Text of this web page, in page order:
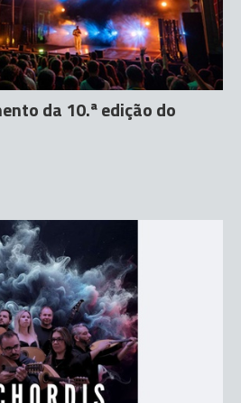
da 10.ª edição do